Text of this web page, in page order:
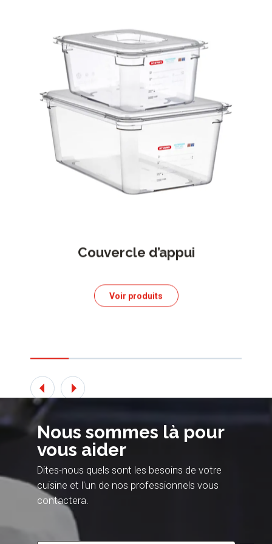
Couvercle d’appui
Voir produits
Nous sommes là pour
vous aider
Dites-nous quels sont les besoins de votre
cuisine et l'un de nos professionnels vous
contactera.